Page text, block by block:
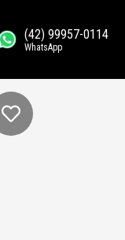
(42) 99957-0114
WhatsApp